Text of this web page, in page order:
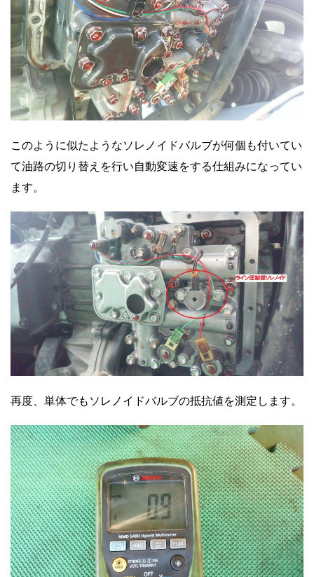
このように似たようなソレノイドバルブが何個も付いてい
て油路の切り替えを行い自動変速をする仕組みになってい
ます。
再度、単体でもソレノイドバルブの抵抗値を測定します。